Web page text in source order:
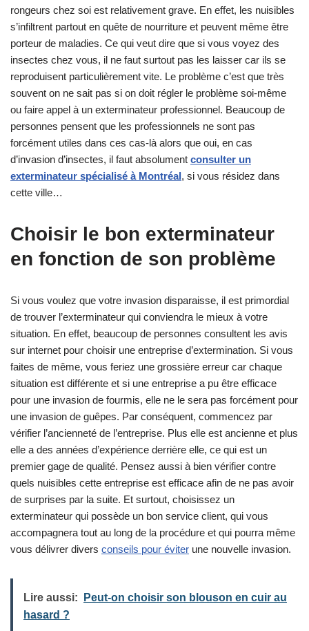
rongeurs chez soi est relativement grave. En effet, les nuisibles
s’infiltrent partout en quête de nourriture et peuvent même être
porteur de maladies. Ce qui veut dire que si vous voyez des
insectes chez vous, il ne faut surtout pas les laisser car ils se
reproduisent particulièrement vite. Le problème c’est que très
souvent on ne sait pas si on doit régler le problème soi-même
ou faire appel à un exterminateur professionnel. Beaucoup de
personnes pensent que les professionnels ne sont pas
forcément utiles dans ces cas-là alors que oui, en cas
d’invasion d’insectes, il faut absolument consulter un
exterminateur spécialisé à Montréal, si vous résidez dans
cette ville…
Choisir le bon exterminateur
en fonction de son problème
Si vous voulez que votre invasion disparaisse, il est primordial
de trouver l’exterminateur qui conviendra le mieux à votre
situation. En effet, beaucoup de personnes consultent les avis
sur internet pour choisir une entreprise d’extermination. Si vous
faites de même, vous feriez une grossière erreur car chaque
situation est différente et si une entreprise a pu être efficace
pour une invasion de fourmis, elle ne le sera pas forcément pour
une invasion de guêpes. Par conséquent, commencez par
vérifier l’ancienneté de l’entreprise. Plus elle est ancienne et plus
elle a des années d’expérience derrière elle, ce qui est un
premier gage de qualité. Pensez aussi à bien vérifier contre
quels nuisibles cette entreprise est efficace afin de ne pas avoir
de surprises par la suite. Et surtout, choisissez un
exterminateur qui possède un bon service client, qui vous
accompagnera tout au long de la procédure et qui pourra même
vous délivrer divers conseils pour éviter une nouvelle invasion.
Lire aussi:
Peut-on choisir son blouson en cuir au
hasard ?